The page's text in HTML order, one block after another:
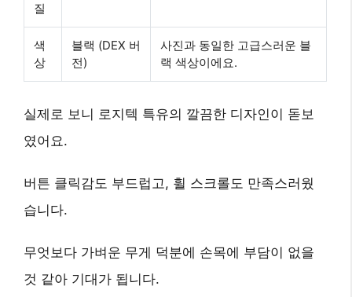
질
색
상
블랙 (DEX 버
전)
사진과 동일한 고급스러운 블
랙 색상이에요.
실제로 보니 로지텍 특유의 깔끔한 디자인이 돋보
였어요.
버튼 클릭감도 부드럽고, 휠 스크롤도 만족스러웠
습니다.
무엇보다 가벼운 무게 덕분에 손목에 부담이 없을
것 같아 기대가 됩니다.